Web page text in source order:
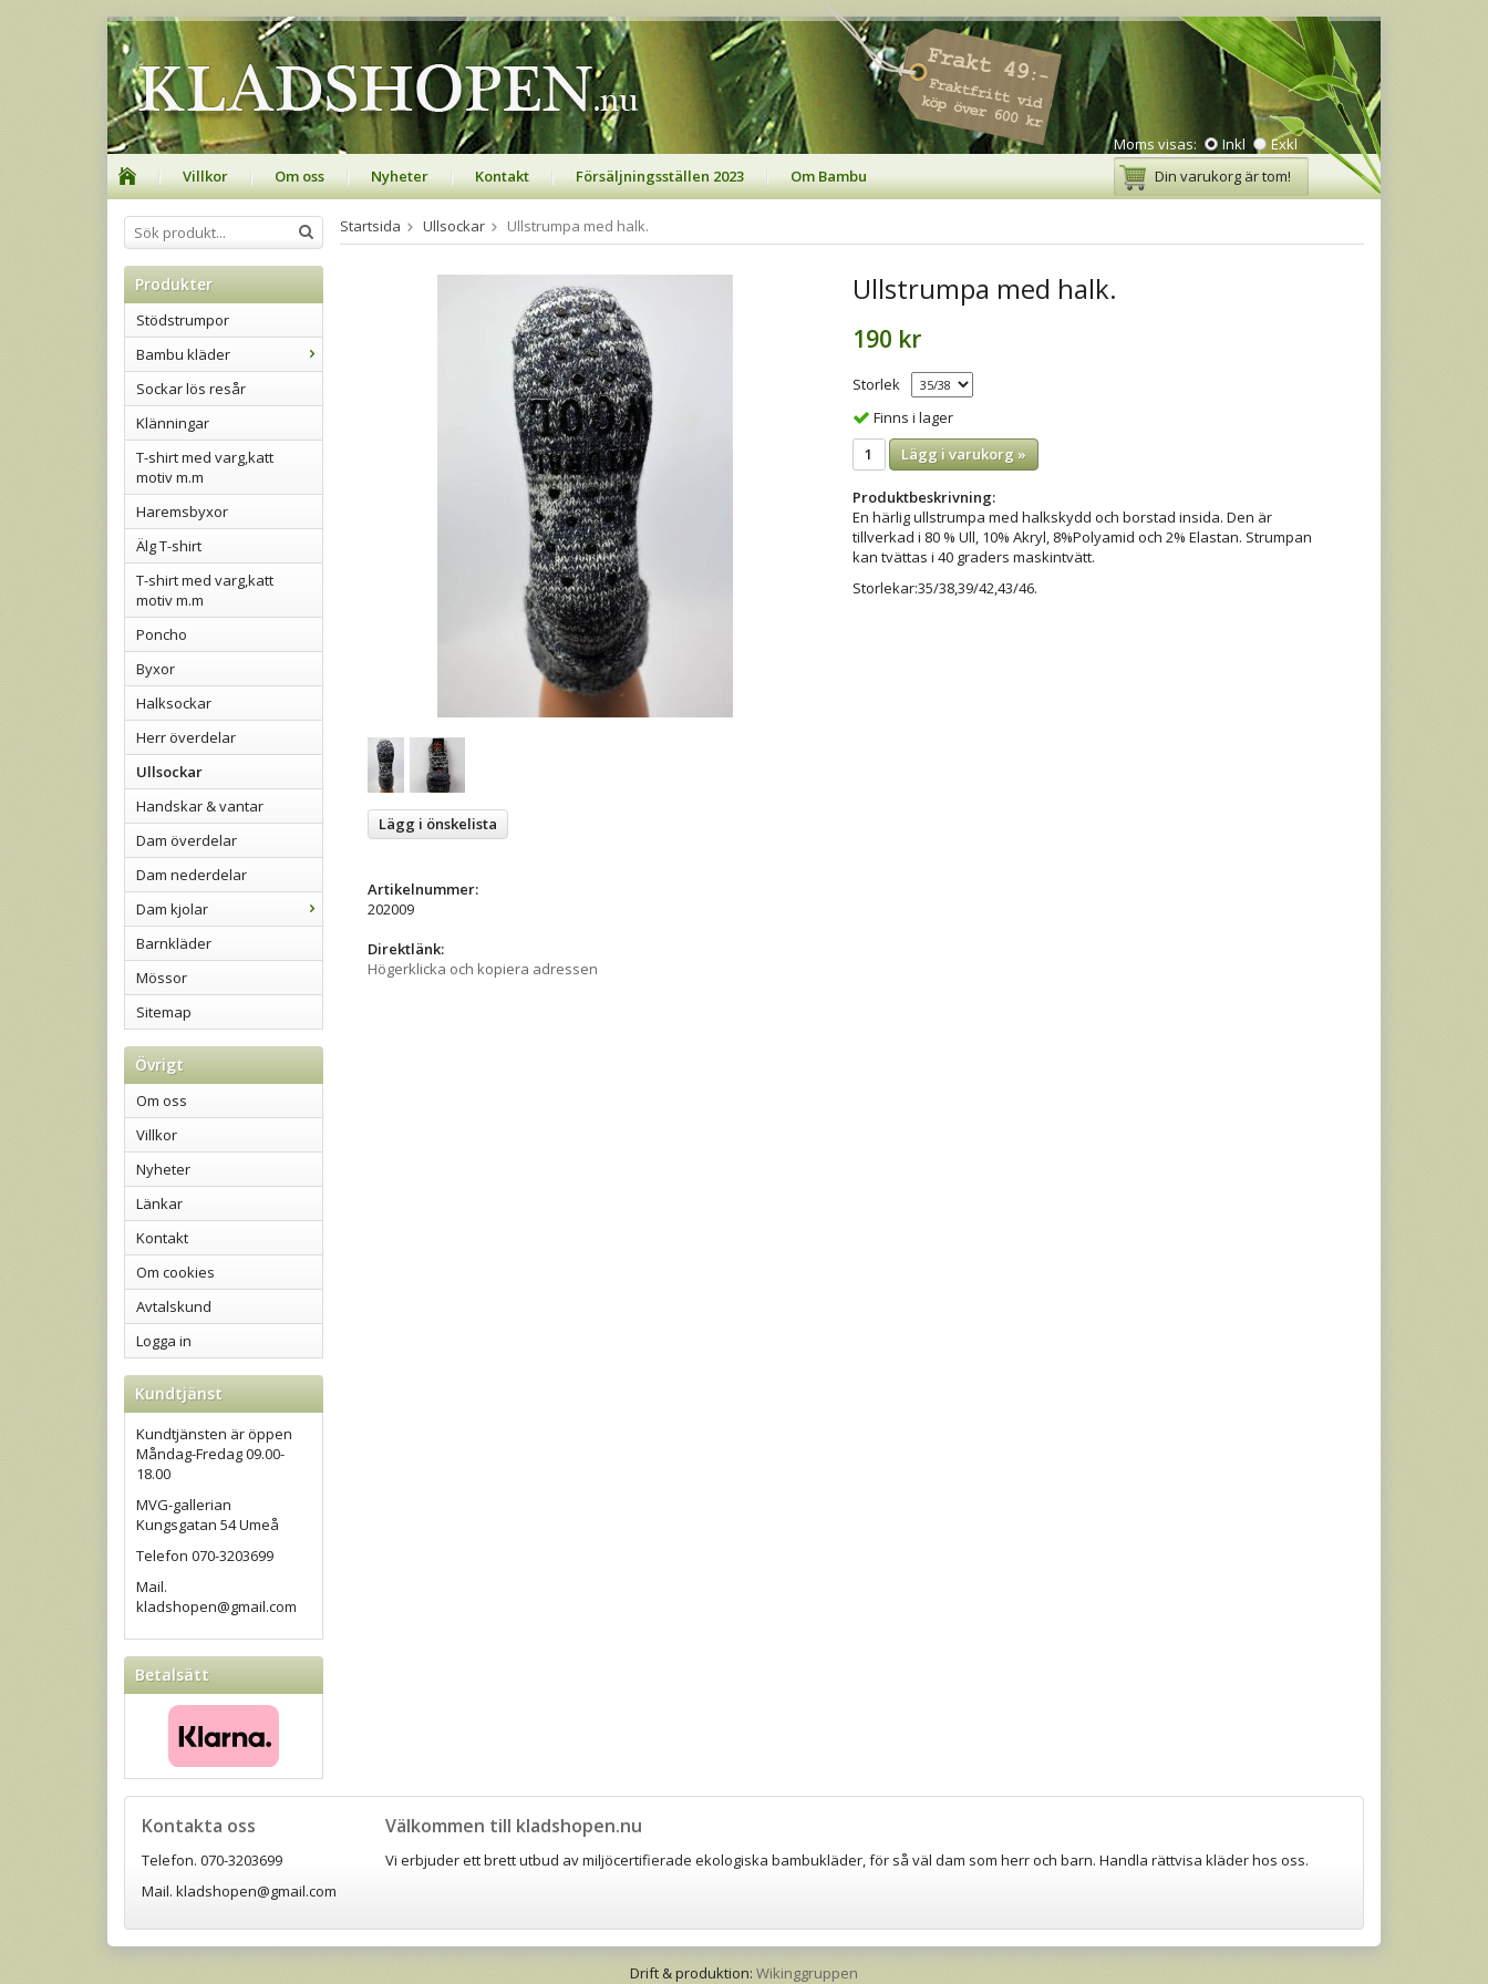
Moms visas: Inkl
Exkl
Villkor
Om oss Nyheter Kontakt Försäljningsställen 2023 Om Bambu Din varukorg är tom!
Produkter
Stödstrumpor
Bambu kläder
Sockar lös resår
Klänningar
T-shirt med varg,katt
motiv m.m
Haremsbyxor
Älg T-shirt
T-shirt med varg,katt
motiv m.m
Poncho
Byxor
Halksockar
Herr överdelar
Ullsockar
Handskar & vantar
Dam överdelar
Dam nederdelar
Dam kjolar
Barnkläder
Mössor
Sitemap
Övrigt
Om oss
Villkor
Nyheter
Länkar
Kontakt
Om cookies
Avtalskund
Logga in
Kundtjänst
Kundtjänsten är öppen
Måndag-Fredag 09.00-
18.00
MVG-gallerian
Kungsgatan 54 Umeå
Telefon 070-3203699
Mail.
kladshopen@gmail.com
Betalsätt
Startsida Ullsockar Ullstrumpa med halk.
Ullstrumpa med halk.
190 kr
Storlek
Finns i lager
Lägg i varukorg »
Produktbeskrivning:
En härlig ullstrumpa med halkskydd och borstad insida. Den är
tillverkad i 80 % Ull, 10% Akryl, 8%Polyamid och 2% Elastan. Strumpan
kan tvättas i 40 graders maskintvätt.
Storlekar:35/38,39/42,43/46.
Lägg i önskelista
Artikelnummer:
202009
Direktlänk:
Högerklicka och kopiera adressen
Kontakta oss
Telefon. 070-3203699
Mail. kladshopen@gmail.com
Välkommen till kladshopen.nu
Vi erbjuder ett brett utbud av miljöcertifierade ekologiska bambukläder, för så väl dam som herr och barn. Handla rättvisa kläder hos oss.
Drift & produktion: Wikinggruppen